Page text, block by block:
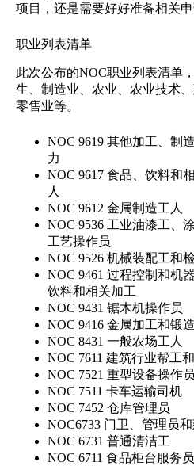
项目，还是需要好好准备相关申
职业列表清单
此次公布的NOC职业列表清单
生、制造业、农业、农业技术
零售业等。
NOC 9619 其他加工、制
力
NOC 9617 食品、饮料和
人
NOC 9612 金属制造工人
NOC 9536 工业油漆工、
工艺操作员
NOC 9526 机械装配工和
NOC 9461 过程控制和机
饮料和相关加工
NOC 9431 锯木机操作员
NOC 9416 金属加工和锻
NOC 8431 一般农场工人
NOC 7611 建筑行业帮工
NOC 7521 重型设备操作
NOC 7511 卡车运输司机
NOC 7452 仓库管理员
NOC6733 门卫、管理员
NOC 6731 普通清洁工
NOC 6711 食品柜台服务